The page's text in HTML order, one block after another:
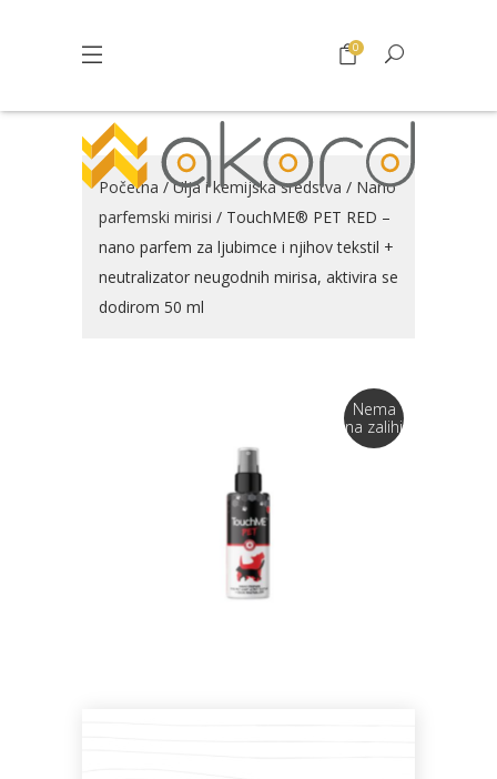
0
Početna /Ulja i kemijska sredstva / Nano
parfemski mirisi / TouchME® PET RED –
nano parfem za ljubimce i njihov tekstil +
neutralizator neugodnih mirisa, aktivira se
dodirom 50 ml
Nema
na zalihi